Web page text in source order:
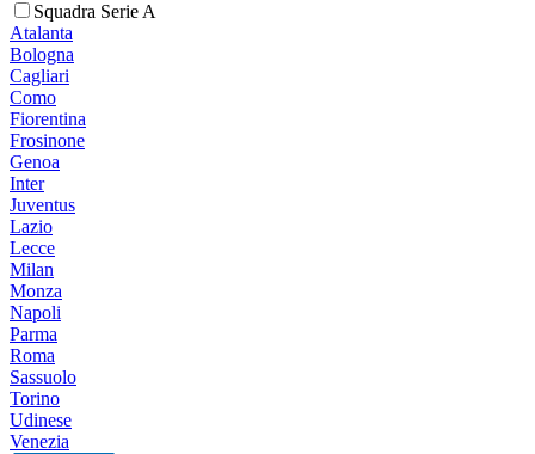
Squadra Serie A
Atalanta
Bologna
Cagliari
Como
Fiorentina
Frosinone
Genoa
Inter
Juventus
Lazio
Lecce
Milan
Monza
Napoli
Parma
Roma
Sassuolo
Torino
Udinese
Venezia